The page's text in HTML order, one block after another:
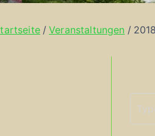
Veranstaltungen